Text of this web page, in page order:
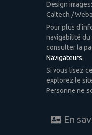
Design
Caltech /
Pour plus
navigabilité du
consulter la
Navigateurs.
Si vous lisez
explorez le
Personne ne
En